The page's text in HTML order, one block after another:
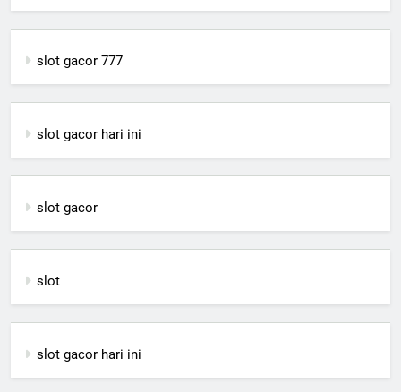
slot gacor 777
slot gacor hari ini
slot gacor
slot
slot gacor hari ini